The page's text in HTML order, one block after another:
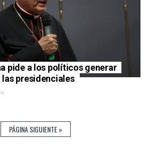
pide a los políticos generar
presidenciales
PÁGINA SIGUIENTE »